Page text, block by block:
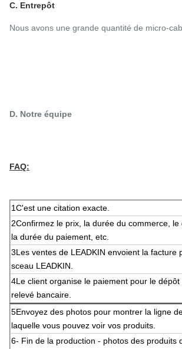
C. Entrepôt
Nous avons une grande quantité de micro-
D. Notre équipe
FAQ:
1C'est une citation exacte.
2Confirmez le prix, la durée du commerce, le
la durée du paiement, etc.
3Les ventes de LEADKIN envoient la facture
sceau LEADKIN.
4Le client organise le paiement pour le
relevé bancaire.
5Envoyez des photos pour montrer la ligne
laquelle vous pouvez voir vos produits.
6- Fin de la production - photos des produits